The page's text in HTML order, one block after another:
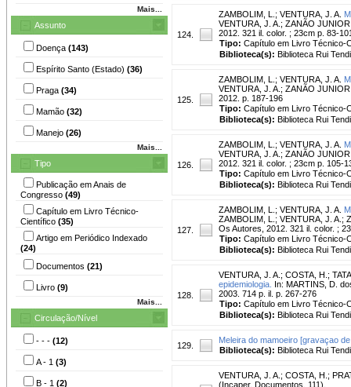
Mais...
Assunto
Doença (143)
Espírito Santo (Estado) (36)
Praga (34)
Mamão (32)
Manejo (26)
Mais...
Tipo
Publicação em Anais de
Congresso (49)
Capítulo em Livro Técnico-
Científico (35)
Artigo em Periódico Indexado
(24)
Documentos (21)
Livro (9)
Mais...
Circulação/Nível
- - - (12)
A - 1 (3)
B - 1 (2)
124.
ZAMBOLIM, L. ; VENTURA, J. A.
VENTURA, J. A.; ZANÃO
2012. 321 il. color. ; 23cm p. 83-
Tipo: Capítulo em Livro Técnico-
Biblioteca(s): Biblioteca Rui
125.
ZAMBOLIM, L. ; VENTURA, J. A.
VENTURA, J. A.; ZANÃO
2012. p. 187-196
Tipo: Capítulo em Livro Técnico-
Biblioteca(s): Biblioteca Rui
126.
ZAMBOLIM, L. ; VENTURA, J. A.
VENTURA, J. A.; ZANÃO
2012. 321 il. color. ; 23cm p. 105-
Tipo: Capítulo em Livro Técnico-
Biblioteca(s): Biblioteca Rui
127.
ZAMBOLIM, L. ; VENTURA, J. A.
ZAMBOLIM, L.; VENTURA, J. A.;
Os Autores, 2012. 321 il. color. ;
Tipo: Capítulo em Livro Técnico-
Biblioteca(s): Biblioteca Rui
128.
VENTURA, J. A. ; COSTA, H. ;
epidemiologia. In: MARTINS, D.
2003. 714 p. il. p. 267-276
Tipo: Capítulo em Livro Técnico-
Biblioteca(s): Biblioteca Rui
129.
Meleira do mamoeiro [gravaçao
Biblioteca(s): Biblioteca Rui
VENTURA, J. A. ; COSTA, H. ;
(Incaper. Documentos, 111).